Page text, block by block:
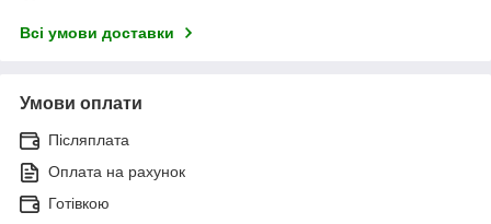
Всі умови доставки
Умови оплати
Післяплата
Оплата на рахунок
Готівкою